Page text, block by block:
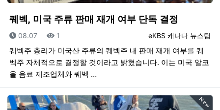
퀘벡, 미국 주류 판매 재개 여부 단독 결정
등록자
eKBS 캐나다 뉴스팀
등록일
08.07 조회
1
퀘벡주 총리가 미국산 주류의 퀘벡주 내 판매 재개 여부를 퀘
벡주 자체적으로 결정할 것이라고 밝혔습니다. 이는 미국 알코
올 음료 제조업체와 퀘벡 …
New